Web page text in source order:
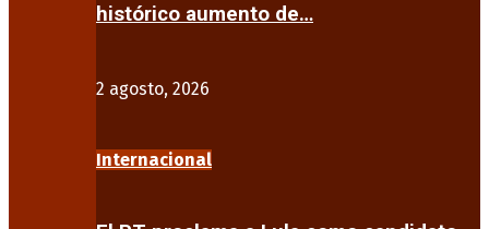
histórico aumento de…
2 agosto, 2026
Internacional